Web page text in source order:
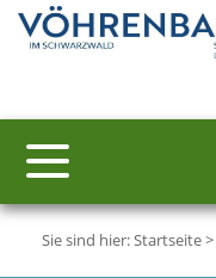
Sie sind hier:Startseite>